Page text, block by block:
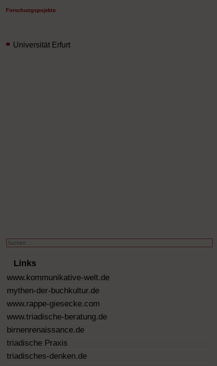
Suchen
Links
www.kommunikative-welt.de
mythen-der-buchkultur.de
www.rappe-giesecke.com
www.triadische-beratung.de
birnenrenaissance.de
triadische Praxis
triadisches-denken.de
Forschungspojekte
Universität Erfurt